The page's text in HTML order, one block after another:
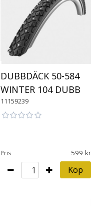
DUBBDÄCK 50-584
WINTER 104 DUBB
11159239
Pris 599
Köp